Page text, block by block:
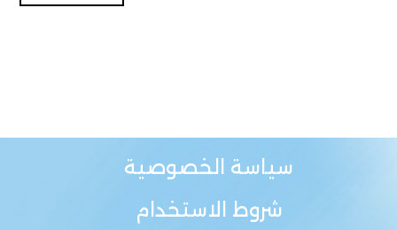
سياسة الخصوصية
شروط الاستخدام